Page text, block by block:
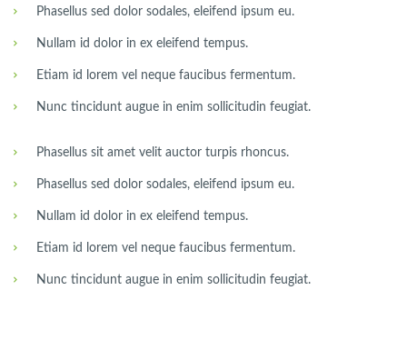
Phasellus sed dolor sodales, eleifend ipsum eu.
Nullam id dolor in ex eleifend tempus.
Etiam id lorem vel neque faucibus fermentum.
Nunc tincidunt augue in enim sollicitudin feugiat.
Phasellus sit amet velit auctor turpis rhoncus.
Phasellus sed dolor sodales, eleifend ipsum eu.
Nullam id dolor in ex eleifend tempus.
Etiam id lorem vel neque faucibus fermentum.
Nunc tincidunt augue in enim sollicitudin feugiat.